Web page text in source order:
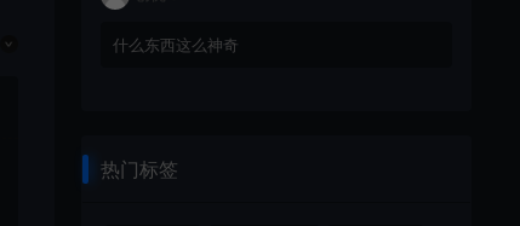
什么东西这么神奇
热门标签